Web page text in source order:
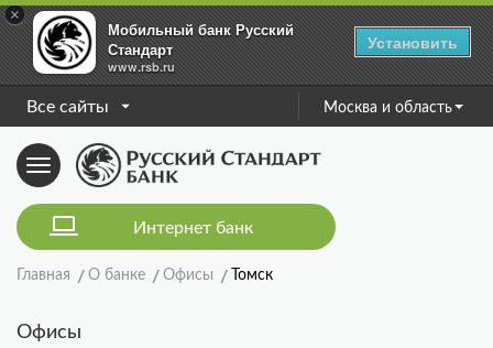
×
Мобильный банк Русский
Стандарт
www.rsb.ru
Установить
Все сайты Москва и область
Toggle
navigation
Интернет банк
Главная О банке Офисы Томск
Офисы